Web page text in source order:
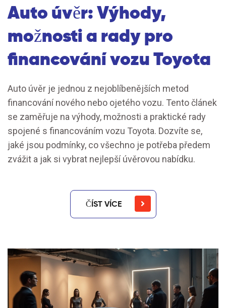
Auto úvěr: Výhody,
možnosti a rady pro
financování vozu Toyota
Auto úvěr je jednou z nejoblíbenějších metod
financování nového nebo ojetého vozu. Tento článek
se zaměřuje na výhody, možnosti a praktické rady
spojené s financováním vozu Toyota. Dozvíte se,
jaké jsou podmínky, co všechno je potřeba předem
zvážit a jak si vybrat nejlepší úvěrovou nabídku.
ČÍST VÍCE